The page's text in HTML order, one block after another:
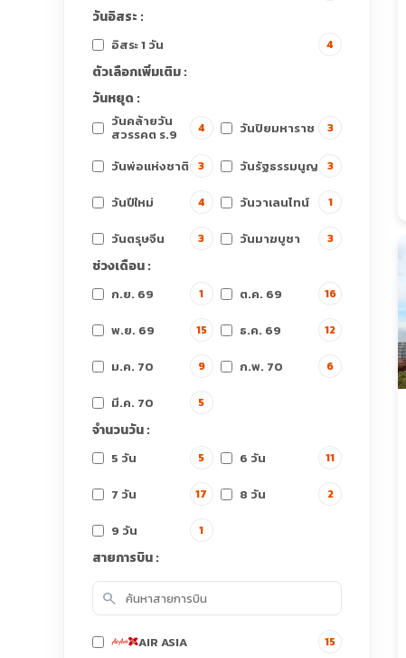
วันอิสระ :
อิสระ 1 วัน 4
ตัวเลือกเพิ่มเติม :
วันหยุด :
วันคล้ายวัน
สวรรคต ร.9 4 วันปิยมหาราช 3
วันพ่อแห่งชาติ 3 วันรัฐธรรมนูญ 3
วันปีใหม่ 4 วันวาเลนไทน์ 1
วันตรุษจีน 3 วันมาฆบูชา 3
ช่วงเดือน :
ก.ย. 69 1 ต.ค. 69 16
พ.ย. 69 15 ธ.ค. 69 12
ม.ค. 70 9 ก.พ. 70 6
มี.ค. 70 5
จำนวนวัน :
5 วัน 5 6 วัน 11
7 วัน 17 8 วัน 2
9 วัน 1
สายการบิน :
search
AIR ASIA 15